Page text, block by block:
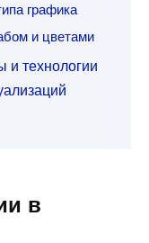
графика
и цветами
и технологии
в